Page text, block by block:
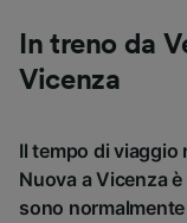
In treno da
Vicenza
Il tempo di viaggio
Nuova a Vicenza
sono